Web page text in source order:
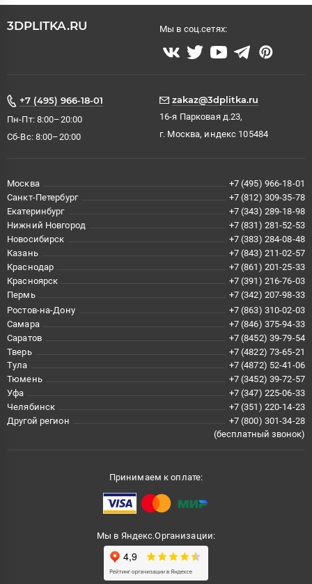
3DPLITKA.RU Мы в соц.сетях:
+7 (495) 966-18-01
Пн-Пт: 8:00–20:00
Сб-Вс: 8:00–20:00
zakaz@3dplitka.ru
16-я Парковая д.23,
г. Москва, индекс 105484
Москва
+7 (495) 966-18-01
Санкт-Петербург
+7 (812) 309-35-78
Екатеринбург
+7 (343) 289-18-98
Нижний Новгород
+7 (831) 281-52-53
Новосибирск
+7 (383) 284-08-48
Казань
+7 (843) 211-02-57
Краснодар
+7 (861) 201-25-33
Красноярск
+7 (391) 216-76-03
Пермь
+7 (342) 207-98-33
Ростов-на-Дону
+7 (863) 310-02-03
Самара
+7 (846) 375-94-33
Саратов
+7 (8452) 39-79-54
Тверь
+7 (4822) 73-65-21
Тула
+7 (4872) 52-41-06
Тюмень
+7 (3452) 39-72-57
Уфа
+7 (347) 225-06-33
Челябинск
+7 (351) 220-14-23
Другой регион
+7 (800) 301-34-28
(бесплатный звонок)
Принимаем к оплате:
Мы в Яндекс.Организации: